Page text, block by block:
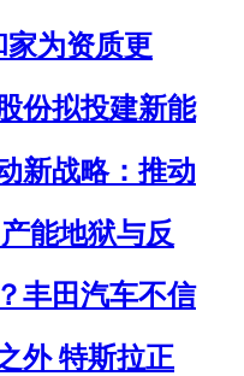
家为资质更
份拟投建新能
新战略：推动
能地狱与反
丰田汽车不信
外 特斯拉正